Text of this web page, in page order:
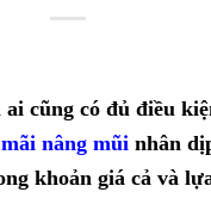
cũng có đủ điều
nâng mũi nhân
khoản giá cả và